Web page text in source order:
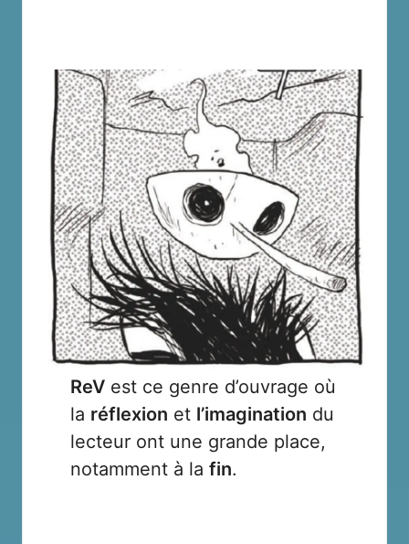
ReV est ce genre d’ouvrage où
la réflexion et l’imagination du
lecteur ont une grande place,
notamment à la fin.